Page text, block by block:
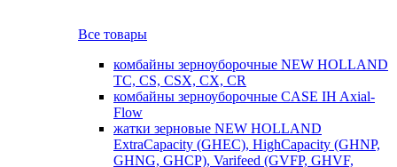
Все товары
комбайны зерноуборочные NEW HOLLAND
TC, CS, CSX, CX, CR
комбайны зерноуборочные CASE IH Axial-
Flow
жатки зерновые NEW HOLLAND
ExtraCapacity (GHEC), HighCapacity (GHNP,
GHNG, GHCP), Varifeed (GVFP, GHVF,